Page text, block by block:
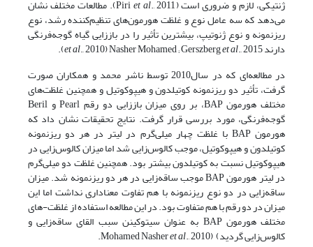
ژنتیکی، لازم و ضروری است (Piri et al ., 2011). مطالعات مختلف نشان
می‌دهد که سه عامل نوع و غلظت هورمون‌های تنظیم‌کننده رشد، نوع
ریزنمونه و نوع ژنوتیپ، بیشترین تأثیر را در باززایی گیاه گوجه‌فرنگی
دارند et al., 2010) Nasher Mohamed ; Gerszberget al., 2015).
در مطالعه‌ای که در سال2010 توسط ناشر محمد و همکاران صورت
گرفت، تأثیر دو ریزنمونه کوتیلدون و هیپوکوتیل و همچنین غلظت‌های
مختلف هورمون BAP، بر روی میزان باززایی دو رقم Pearl و Beril
گوجه‌فرنگی، مورد بررسی قرار گرفت. نتایج تحقیقات نشان داد که
هورمون BAP با غلظت چهار میلی‌گرم در لیتر در هر دو ریزنمونه
کوتیلدون و هیپوکوتیل، موجب کالوس‌زایی شد اما میزان کالوس‌زایی در
هیپوکوتیل نسبت به کوتیلدون بیشتر بود. همچنین غلظت دو میلی‌گرم
در لیتر هورمون BAP موجب ساقه‌زایی در هر دو ریزنمونه شد. میزان
ساقه‌زایی در دو نوع ریزنمونه با هم تفاوت معناداری نداشت اما این
میزان در دو رقم با هم متفاوت بود. در این مطالعه استفاده از غلظت-های
مختلف هورمون BAP به عنوان سیتوکینن سبب القای ساقه‌زایی و
کالوس‌زایی گردید) (Mohamed Nasher et al., 2010.